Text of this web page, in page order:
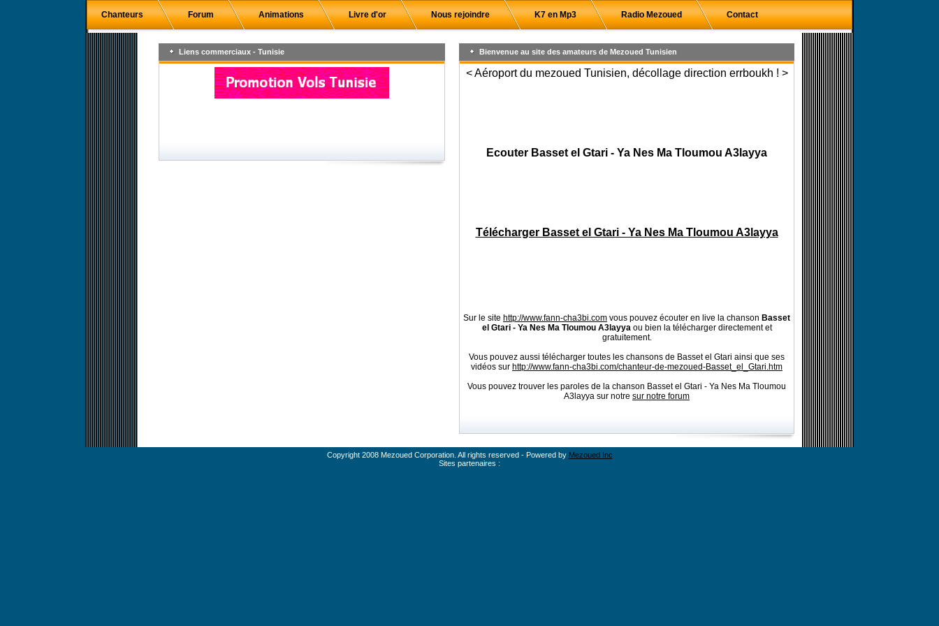
Chanteurs Forum Animations Livre d'or Nous rejoindre K7 en Mp3 Radio Mezoued Contact
Liens commerciaux - Tunisie Bienvenue au site des amateurs de Mezoued Tunisien
< Aéroport du mezoued Tunisien, décollage direction errboukh ! >
Ecouter Basset el Gtari - Ya Nes Ma Tloumou A3layya
Télécharger Basset el Gtari - Ya Nes Ma Tloumou A3layya
Sur le site http://www.fann-cha3bi.com vous pouvez écouter en live la chanson Basset
el Gtari - Ya Nes Ma Tloumou A3layyaou bien la télécharger directement et
gratuitement.
Vous pouvez aussi télécharger toutes les chansons de Basset el Gtari ainsi que ses
vidéos sur http://www.fann-cha3bi.com/chanteur-de-mezoued-Basset_el_Gtari.htm
Vous pouvez trouver les paroles de la chanson Basset el Gtari - Ya Nes Ma Tloumou
A3layya sur notre sur notre forum
Copyright 2008 Mezoued Corporation. All rights reserved - Powered by Mezoued Inc
Sites partenaires :